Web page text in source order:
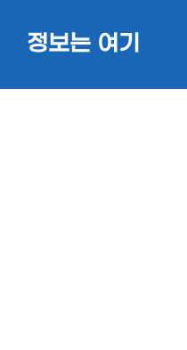
정보는 여기